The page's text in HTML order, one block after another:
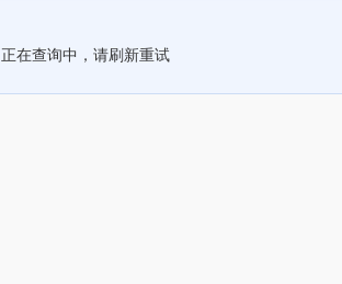
正在查询中，请刷新重试